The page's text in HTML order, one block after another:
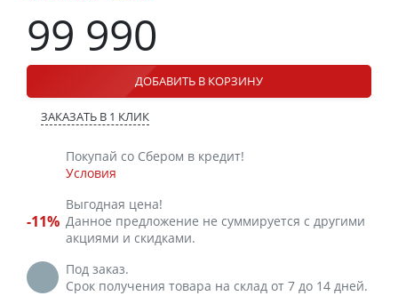
99 990
ДОБАВИТЬ В КОРЗИНУ
ЗАКАЗАТЬ В 1 КЛИК
Покупай со Сбером в кредит!
Условия
-11%
Выгодная цена!
Данное предложение не суммируется с другими
акциями и скидками.
Под заказ.
Срок получения товара на склад от 7 до 14 дней.